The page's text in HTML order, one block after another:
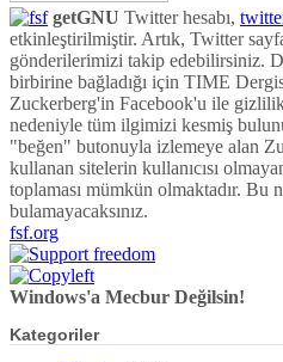
getGNU Twitter hesabı,
etkinleştirilmiştir. Artık, Twitter
gönderilerimizi takip edebilirsiniz.
birbirine bağladığı için TIME
Zuckerberg'in Facebook'u ile
nedeniyle tüm ilgimizi kesmiş
"beğen" butonuyla izlemeye alan
kullanan sitelerin kullanıcısı
toplaması mümkün olmaktadır. Bu
bulamayacaksınız.
fsf.org
Windows'a Mecbur Değilsin!
Kategoriler